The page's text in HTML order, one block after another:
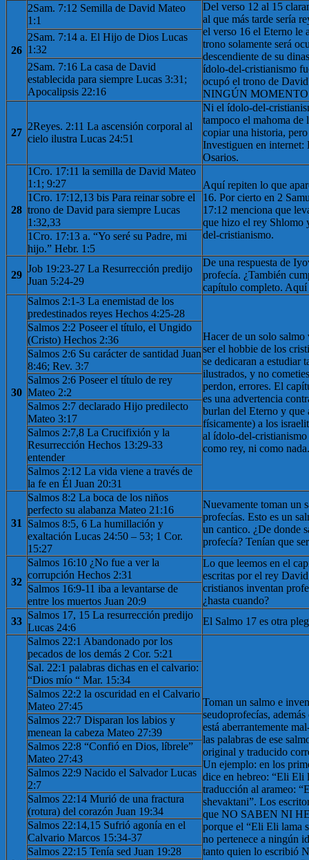
26
2Sam. 7:12 Semilla de David Mateo
1:1
Del verso 12 al 15
al que más tarde sería
el verso 16 el Eterno le
trono solamente será
descendiente de su
ídolo-del-cristianismo
ocupó el trono de
NINGÚN
2Sam. 7:14 a. El Hijo de Dios Lucas
1:32
2Sam. 7:16 La casa de David
establecida para siempre Lucas 3:31;
Apocalipsis 22:16
27
2Reyes. 2:11 La ascensión corporal al
cielo ilustra Lucas 24:51
Ni el ídolo-del-
tampoco el mahoma de
copiar una historia,
Investiguen en internet:
Osarios.
28
1Cro. 17:11 la semilla de David Mateo
1:1; 9:27
Aquí repiten lo que
16. Por cierto en 2
17:12 menciona que
que hizo el rey
del-cristianismo.
1Cro. 17:12,13 bis Para reinar sobre el
trono de David para siempre Lucas
1:32,33
1Cro. 17:13 a. “Yo seré su Padre, mi
hijo.” Hebr. 1:5
29
Job 19:23-27 La Resurrección predijo
Juan 5:24-29
De una respuesta de
profecía. ¿También
capítulo completo.
30
Salmos 2:1-3 La enemistad de los
predestinados reyes Hechos 4:25-28
Hacer de un solo salmo
ser el hobbie de los
se dedicaran a estudiar
ilustrados, y no
perdon, errores. El
es una advertencia
burlan del Eterno y que
físicamente) a los
al ídolo-del-
como rey, ni como nada.
Salmos 2:2 Poseer el título, el Ungido
(Cristo) Hechos 2:36
Salmos 2:6 Su carácter de santidad Juan
8:46; Rev. 3:7
Salmos 2:6 Poseer el título de rey
Mateo 2:2
Salmos 2:7 declarado Hijo predilecto
Mateo 3:17
Salmos 2:7,8 La Crucifixión y la
Resurrección Hechos 13:29-33
entender
Salmos 2:12 La vida viene a través de
la fe en Él Juan 20:31
31
Salmos 8:2 La boca de los niños
perfecto su alabanza Mateo 21:16
Nuevamente toman un
profecías. Esto es un
un cantico. ¿De donde
profecía? Tenían que
Salmos 8:5, 6 La humillación y
exaltación Lucas 24:50 – 53; 1 Cor.
15:27
32
Salmos 16:10 ¿No fue a ver la
corrupción Hechos 2:31
Lo que leemos en el
escritas por el rey
cristianos inventan
¿hasta cuando?
Salmos 16:9-11 iba a levantarse de
entre los muertos Juan 20:9
33
Salmos 17, 15 La resurrección predijo
Lucas 24:6
El Salmo 17 es otra
Salmos 22:1 Abandonado por los
pecados de los demás 2 Cor. 5:21
Toman un salmo e
seudoprofecías,
está aberrantemente
las palabras de ese
original y traducido
Un ejemplo: en los
dice en hebreo: “Eli Eli
traducción al arameo:
shevaktani”. Los
que NO SABEN NI
porque el “Eli Eli lama
no pertenece a ningún
tanto quien lo escribió
Sal. 22:1 palabras dichas en el calvario:
“Dios mío “ Mar. 15:34
Salmos 22:2 la oscuridad en el Calvario
Mateo 27:45
Salmos 22:7 Disparan los labios y
menean la cabeza Mateo 27:39
Salmos 22:8 “Confió en Dios, líbrele”
Mateo 27:43
Salmos 22:9 Nacido el Salvador Lucas
2:7
Salmos 22:14 Murió de una fractura
(rotura) del corazón Juan 19:34
Salmos 22:14,15 Sufrió agonía en el
Calvario Marcos 15:34-37
Salmos 22:15 Tenía sed Juan 19:28